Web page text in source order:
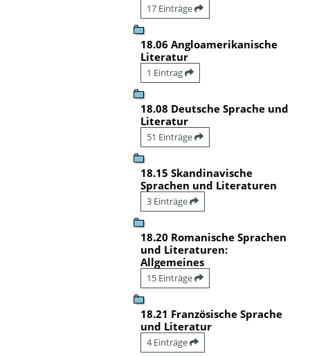
17 Einträge
18.06 Angloamerikanische
Literatur
1 Eintrag
18.08 Deutsche Sprache und
Literatur
51 Einträge
18.15 Skandinavische
Sprachen und Literaturen
3 Einträge
18.20 Romanische Sprachen
und Literaturen:
Allgemeines
15 Einträge
18.21 Französische Sprache
und Literatur
4 Einträge